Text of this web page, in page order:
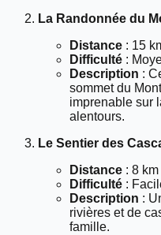
La Randonnée du
Distance : 15
Difficulté :
Description :
sommet du
imprenable sur
alentours.
Le Sentier des
Distance : 8 km
Difficulté :
Description :
rivières et de
famille.